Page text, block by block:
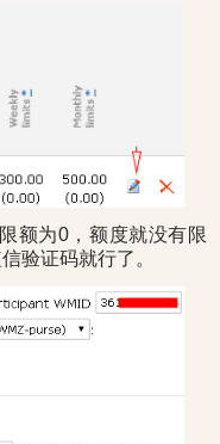
额为0，额度就没有限
验证码就行了。